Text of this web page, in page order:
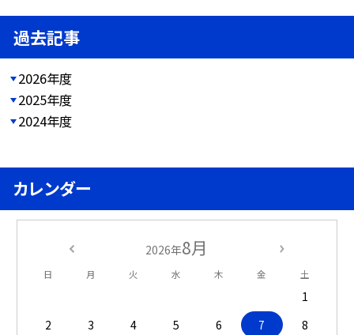
過去記事
2026年度
2025年度
2024年度
カレンダー
2026年8月
日 月 火 水 木 金 土
1
2
3 4 5 6 7
8